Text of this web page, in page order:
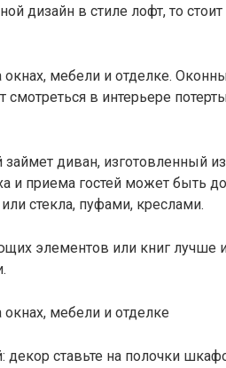
дизайн в стиле лофт, то стоит
окнах, мебели и отделке.
в интерьере
диван, изготовленный
и приема гостей может быть
стекла, пуфами, креслами.
элементов или книг лучше
мебели и отделке
ставьте на полочки